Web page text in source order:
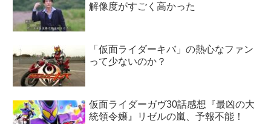
解像度がすごく高かった
「仮面ライダーキバ」の熱心なファン
って少ないのか？
仮面ライダーガヴ30話感想『最凶の大
統領令嬢』リゼルの嵐、予報不能！